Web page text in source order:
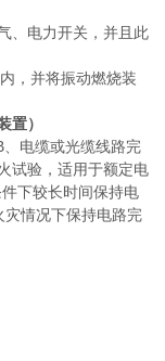
、电力开关，并且此
，并将振动燃烧装
置）
电缆或光缆线路完
试验，适用于额定电
下较长时间保持电
情况下保持电路完